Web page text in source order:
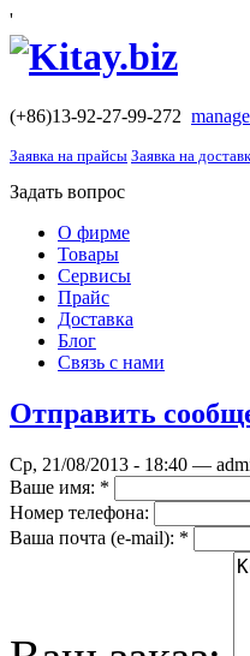
'
(+86)13-92-27-99-272
Заявка на прайсы Заявка на
Задать вопрос
О фирме
Товары
Сервисы
Прайс
Доставка
Блог
Связь с нами
Отправить
Ср, 21/08/2013 - 18:40 —
Ваше имя: *
Номер телефона:
Ваша почта (е-mail): *